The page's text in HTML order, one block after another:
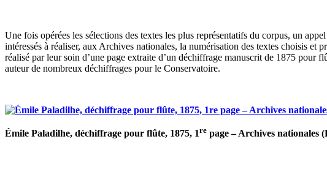
Une fois opérées les sélections des textes les plus représentatifs du corpus, un
intéressés à réaliser, aux Archives nationales, la numérisation des textes choisis
réalisé par leur soin d’une page extraite d’un déchiffrage manuscrit de 1875 pour
auteur de nombreux déchiffrages pour le Conservatoire.
Émile Paladilhe, déchiffrage pour flûte, 1875, 1re page – Archives nationales